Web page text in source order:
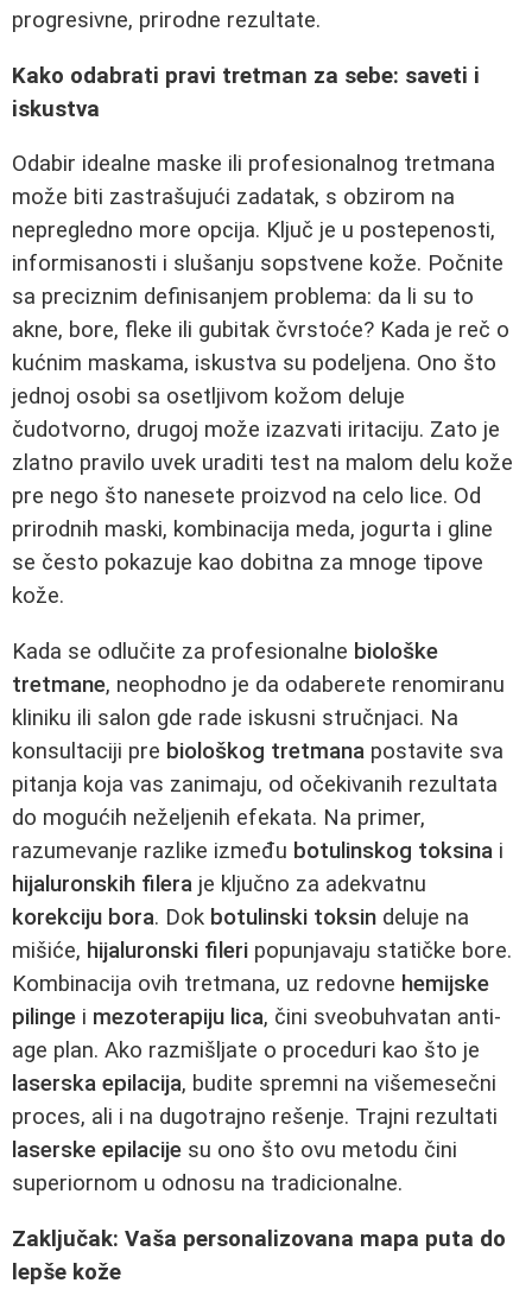
progresivne, prirodne rezultate.
Kako odabrati pravi tretman za sebe: saveti i
iskustva
Odabir idealne maske ili profesionalnog tretmana
može biti zastrašujući zadatak, s obzirom na
nepregledno more opcija. Ključ je u postepenosti,
informisanosti i slušanju sopstvene kože. Počnite
sa preciznim definisanjem problema: da li su to
akne, bore, fleke ili gubitak čvrstoće? Kada je reč o
kućnim maskama, iskustva su podeljena. Ono što
jednoj osobi sa osetljivom kožom deluje
čudotvorno, drugoj može izazvati iritaciju. Zato je
zlatno pravilo uvek uraditi test na malom delu kože
pre nego što nanesete proizvod na celo lice. Od
prirodnih maski, kombinacija meda, jogurta i gline
se često pokazuje kao dobitna za mnoge tipove
kože.
Kada se odlučite za profesionalne biološke
tretmane, neophodno je da odaberete renomiranu
kliniku ili salon gde rade iskusni stručnjaci. Na
konsultaciji pre biološkog tretmana postavite sva
pitanja koja vas zanimaju, od očekivanih rezultata
do mogućih neželjenih efekata. Na primer,
razumevanje razlike između botulinskog toksina i
hijaluronskih filera je ključno za adekvatnu
korekciju bora. Dok botulinski toksin deluje na
mišiće, hijaluronski fileri popunjavaju statičke bore.
Kombinacija ovih tretmana, uz redovne hemijske
pilinge i mezoterapiju lica, čini sveobuhvatan anti-
age plan. Ako razmišljate o proceduri kao što je
laserska epilacija, budite spremni na višemesečni
proces, ali i na dugotrajno rešenje. Trajni rezultati
laserske epilacije su ono što ovu metodu čini
superiornom u odnosu na tradicionalne.
Zaključak: Vaša personalizovana mapa puta do
lepše kože